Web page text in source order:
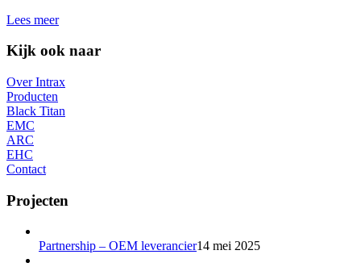
Lees meer
Kijk ook naar
Over Intrax
Producten
Black Titan
EMC
ARC
EHC
Contact
Projecten
Partnership – OEM leverancier14 mei 2025